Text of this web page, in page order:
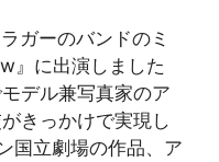
ガーのバンドのミ
』に出演しました
デル兼写真家のア
きっかけで実現し
国立劇場の作品、ア